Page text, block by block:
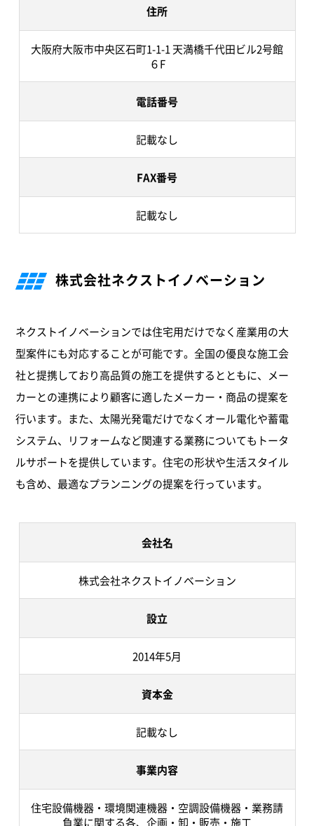
住所
大阪府大阪市中央区石町1-1-1 天満橋千代田ビル2号館
６F
電話番号
記載なし
FAX番号
記載なし
株式会社ネクストイノベーション
ネクストイノベーションでは住宅用だけでなく産業用の大
型案件にも対応することが可能です。全国の優良な施工会
社と提携しており高品質の施工を提供するとともに、メー
カーとの連携により顧客に適したメーカー・商品の提案を
行います。また、太陽光発電だけでなくオール電化や蓄電
システム、リフォームなど関連する業務についてもトータ
ルサポートを提供しています。住宅の形状や生活スタイル
も含め、最適なプランニングの提案を行っています。
会社名
株式会社ネクストイノベーション
設立
2014年5月
資本金
記載なし
事業内容
住宅設備機器・環境関連機器・空調設備機器・業務請
負業に関する各、企画・卸・販売・施工